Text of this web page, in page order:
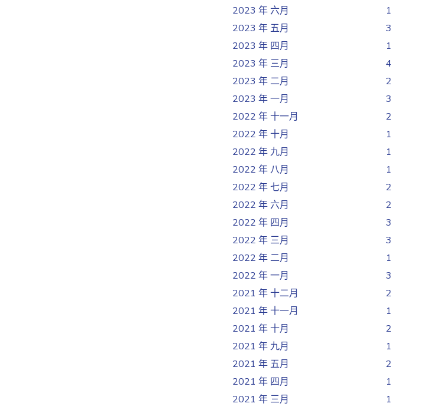
2023 年 六月
1
2023 年 五月
3
2023 年 四月
1
2023 年 三月
4
2023 年 二月
2
2023 年 一月
3
2022 年 十一月
2
2022 年 十月
1
2022 年 九月
1
2022 年 八月
1
2022 年 七月
2
2022 年 六月
2
2022 年 四月
3
2022 年 三月
3
2022 年 二月
1
2022 年 一月
3
2021 年 十二月
2
2021 年 十一月
1
2021 年 十月
2
2021 年 九月
1
2021 年 五月
2
2021 年 四月
1
2021 年 三月
1